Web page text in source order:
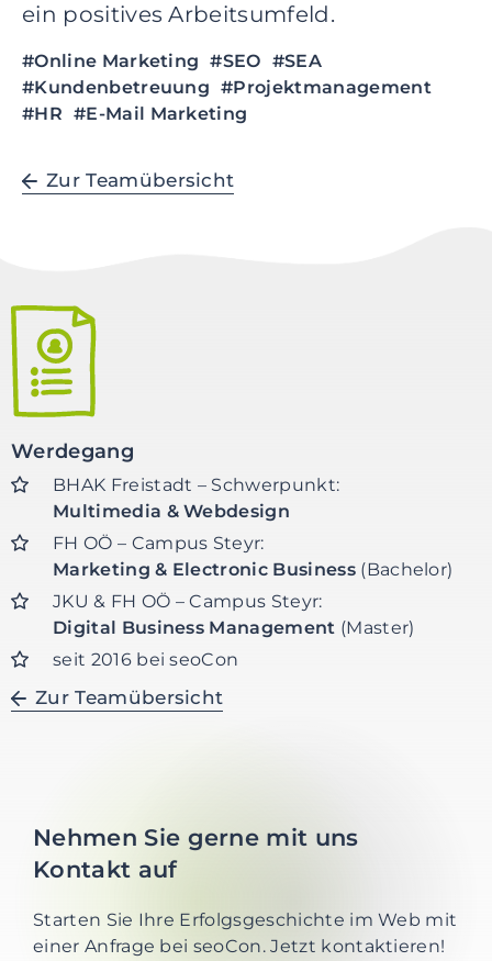
u
F
u
ß
e
i
p
n
g
n
ein positives Arbeitsumfeld.
#Online Marketing #SEO #SEA
#Kundenbetreuung #Projektmanagement
#HR #E-Mail Marketing
Zur Teamübersicht
Werdegang
BHAK Freistadt – Schwerpunkt:
Multimedia & Webdesign
FH OÖ – Campus Steyr:
Marketing & Electronic Business(Bachelor)
JKU & FH OÖ – Campus Steyr:
Digital Business Management (Master)
seit 2016 bei seoCon
Zur Teamübersicht
Nehmen Sie gerne mit uns
Kontakt auf
Starten Sie Ihre Erfolgsgeschichte im Web mit
einer Anfrage bei seoCon. Jetzt kontaktieren!